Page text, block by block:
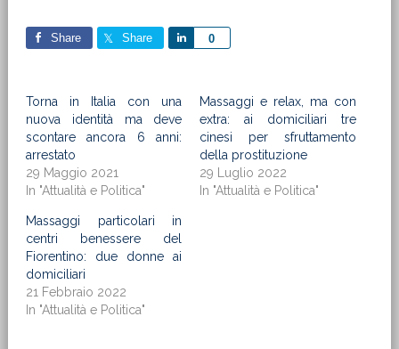
Share Share 0
Share
Torna in Italia con una
nuova identità ma deve
scontare ancora 6 anni:
arrestato
29 Maggio 2021
In "Attualità e Politica"
Massaggi e relax, ma con
extra: ai domiciliari tre
cinesi per sfruttamento
della prostituzione
29 Luglio 2022
In "Attualità e Politica"
Massaggi particolari in
centri benessere del
Fiorentino: due donne ai
domiciliari
21 Febbraio 2022
In "Attualità e Politica"